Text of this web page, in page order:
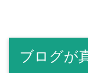
ブログが